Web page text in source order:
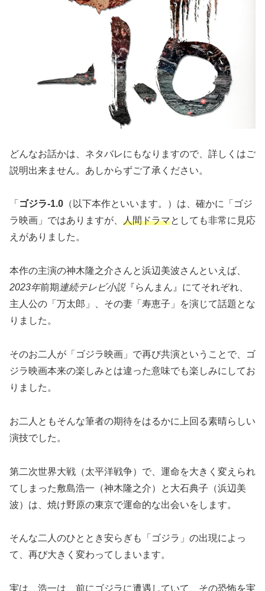
どんなお話かは、ネタバレにもなりますので、詳しくはご
説明出来ません。あしからずご了承ください。
「 ゴジラ-1.0 （以下本作といいます。）は、確かに「ゴジ
ラ映画」ではありますが、 人間ドラマとしても非常に見応
えがありました。
本作の主演の神木隆之介さんと浜辺美波さんといえば、
2023年前期 連続テレビ小説 『らんまん』にてそれぞれ、
主人公の「万太郎」、その妻「寿恵子」を演じて話題とな
りました。
そのお二人が「ゴジラ映画」で再び共演ということで、ゴ
ジラ映画本来の楽しみとは違った意味でも楽しみにしてお
りました。
お二人ともそんな筆者の期待をはるかに上回る素晴らしい
演技でした。
第二次世界大戦（太平洋戦争）で、運命を大きく変えられ
てしまった敷島浩一（神木隆之介）と大石典子（浜辺美
波）は、焼け野原の東京で運命的な出会いをします。
そんな二人のひととき安らぎも「ゴジラ」の出現によっ
て、再び大きく変わってしまいます。
実は、浩一は、前にゴジラに遭遇していて、その恐怖を実